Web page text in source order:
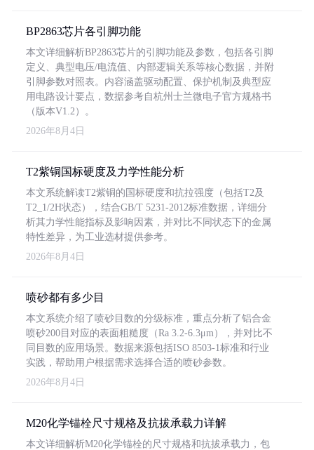
BP2863芯片各引脚功能
本文详细解析BP2863芯片的引脚功能及参数，包括各引脚
定义、典型电压/电流值、内部逻辑关系等核心数据，并附
引脚参数对照表。内容涵盖驱动配置、保护机制及典型应
用电路设计要点，数据参考自杭州士兰微电子官方规格书
（版本V1.2）。
2026年8月4日
T2紫铜国标硬度及力学性能分析
本文系统解读T2紫铜的国标硬度和抗拉强度（包括T2及
T2_1/2H状态），结合GB/T 5231-2012标准数据，详细分
析其力学性能指标及影响因素，并对比不同状态下的金属
特性差异，为工业选材提供参考。
2026年8月4日
喷砂都有多少目
本文系统介绍了喷砂目数的分级标准，重点分析了铝合金
喷砂200目对应的表面粗糙度（Ra 3.2-6.3μm），并对比不
同目数的应用场景。数据来源包括ISO 8503-1标准和行业
实践，帮助用户根据需求选择合适的喷砂参数。
2026年8月4日
M20化学锚栓尺寸规格及抗拔承载力详解
本文详细解析M20化学锚栓的尺寸规格和抗拔承载力，包